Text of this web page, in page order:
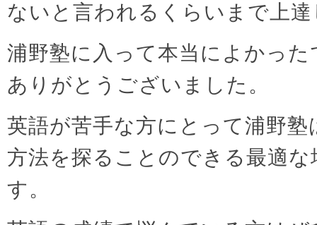
ないと言われるくらいまで上
浦野塾に入って本当によかった
ありがとうございました。
英語が苦手な方にとって浦野塾
方法を探ることのできる最適
す。